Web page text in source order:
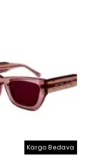
Kargo Bedava